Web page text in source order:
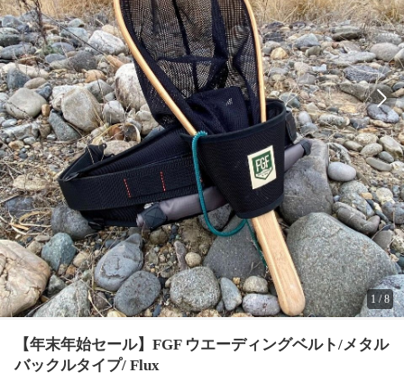
1 /8
【年末年始セール】FGF ウエーディングベルト/メタル
バックルタイプ/ Flux